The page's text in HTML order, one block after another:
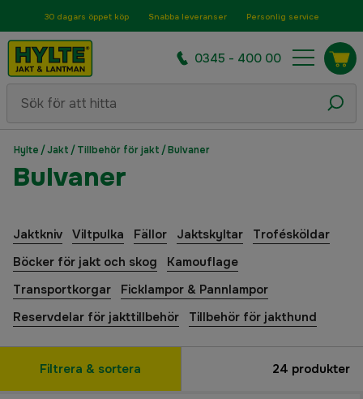
30 dagars öppet köp Snabba leveranser Personlig service
0345 - 400 00
Hylte /Jakt /Tillbehör för jakt /Bulvaner
Bulvaner
Jaktkniv Viltpulka Fällor Jaktskyltar
Trofésköldar
Böcker för jakt och skog
Kamouflage
Transportkorgar
Ficklampor & Pannlampor
Reservdelar för jakttillbehör
Tillbehör för jakthund
Filtrera & sortera 24 produkter